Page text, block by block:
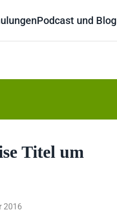
Podcast und Blog
Titel um
2016